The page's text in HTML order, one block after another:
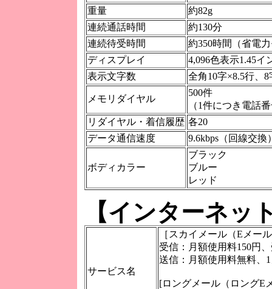
重量
約82g
連続通話時間
約130分
連続待受時間
約350時間（省電
ディスプレイ
4,096色表示1.45イ
表示文字数
全角10字×8.5行、
メモリダイヤル
500件
（1件につき電話
リダイヤル・着信履歴 各20
データ通信速度
9.6kbps（回線交換
ボディカラー
ブラック
ブルー
レッド
【インターネッ
サービス名
［スカイメール（Eメー
受信：月額使用料150円
送信：月額使用料無料、
[ロングメール（ロングE